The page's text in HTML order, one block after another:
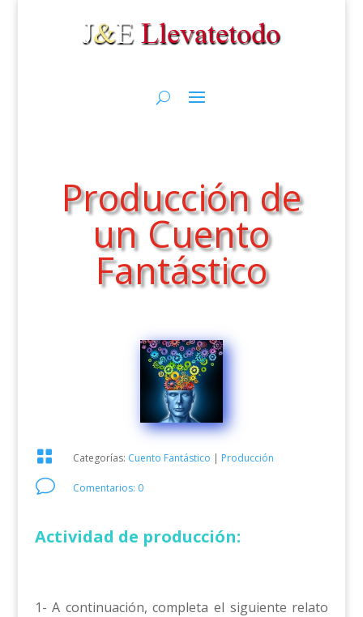
Producción de
un Cuento
Fantástico
 Categorías: Cuento Fantástico | Producción
v Comentarios: 0
Actividad de producción:
1- A continuación, completa el siguiente relato